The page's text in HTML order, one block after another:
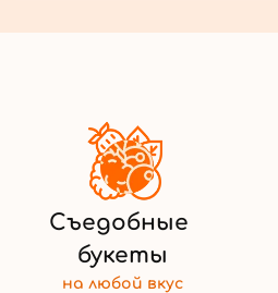
Съедобные
букеты
на любой вкус